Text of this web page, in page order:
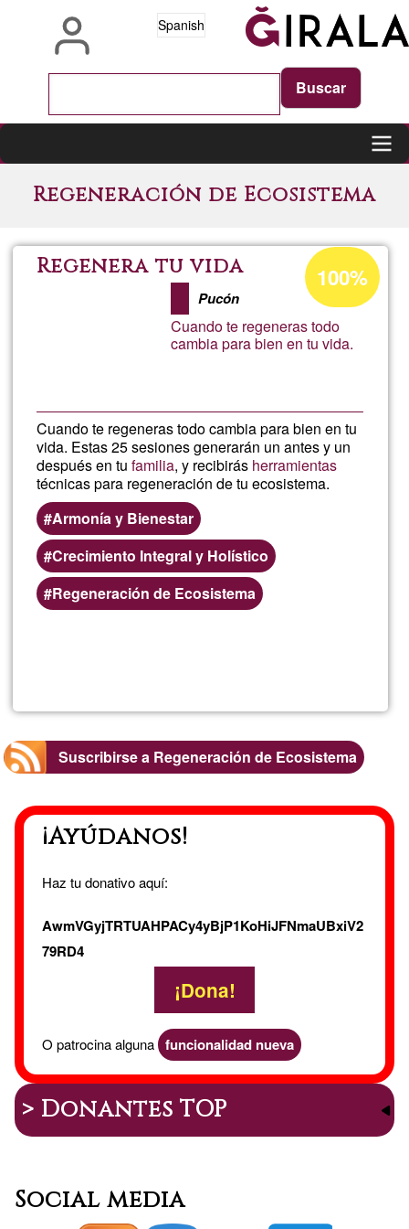
Spanish
Main
navigation
Regeneración de Ecosistema
Regenera tu vida
Pucón
Cuando te regeneras todo
cambia para bien en tu vida.
Cuando te regeneras todo cambia para bien en tu
vida. Estas 25 sesiones generarán un antes y un
después en tufamilia, y recibirás herramientas
técnicas para regeneración de tu ecosistema.
Armonía y Bienestar
Crecimiento Integral y Holístico
Regeneración de Ecosistema
Porcentaje
de
aceptación
de
100%
tu
Suscribirse a Regeneración de Ecosistema
¡Ayúdanos!
Haz tu donativo aquí:
AwmVGyjTRTUAHPACy4yBjP1KoHiJFNmaUBxiV2
79RD4
¡Dona!
O patrocina alguna funcionalidad nueva
> Donantes TOP
Social media